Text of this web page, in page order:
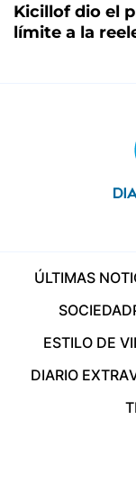
Kicillof dio el
límite a la
ÚLTIMAS
SOCIEDAD
ESTILO DE
DIARIO EXTRA